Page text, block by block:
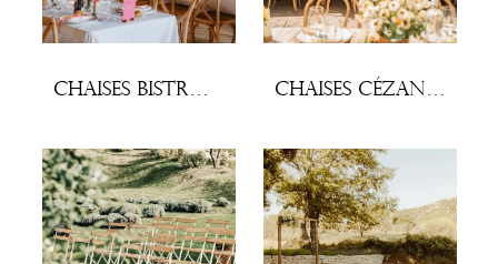
Chaises Bistrot (lot x 10) Chaises Cézanne (lot x 10)